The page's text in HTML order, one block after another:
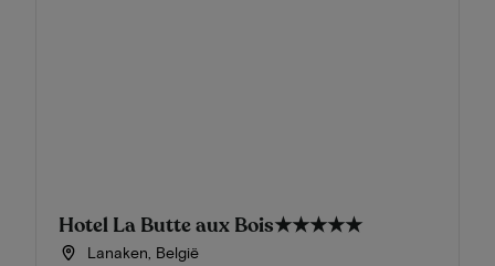
Hotel La Butte aux Bois★★★★★
Lanaken, België